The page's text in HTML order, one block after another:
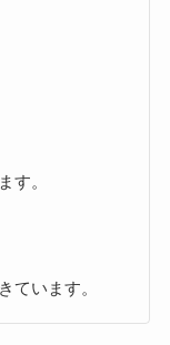
す。
ています。